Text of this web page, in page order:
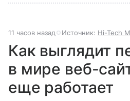
11 часов назад Источник: Hi-Tech
Как выглядит
в мире веб-
еще работает